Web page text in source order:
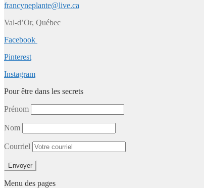
francyneplante@live.ca
Val-d’Or, Québec
Facebook
Pinterest
Instagram
Pour être dans les secrets
Prénom
Nom
Courriel
Menu des pages